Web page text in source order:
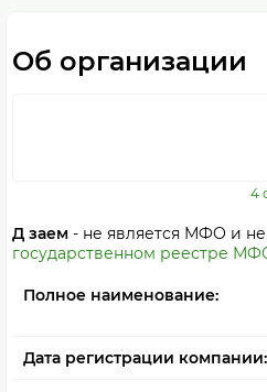
Об организации
4
Д заем - не является МФО и
государственном реестре
Полное наименование:
Дата регистрации компании: